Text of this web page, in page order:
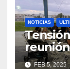
NOTICIAS
FEB 5, 2025